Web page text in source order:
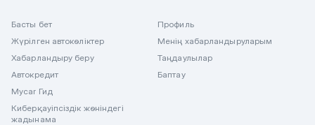
Басты бет
Жүрілген автокөліктер
Хабарландыру беру
Автокредит
Mycar Гид
Киберқауіпсіздік жөніндегі
жадынама
Профиль
Менің хабарландыруларым
Таңдаулылар
Баптау